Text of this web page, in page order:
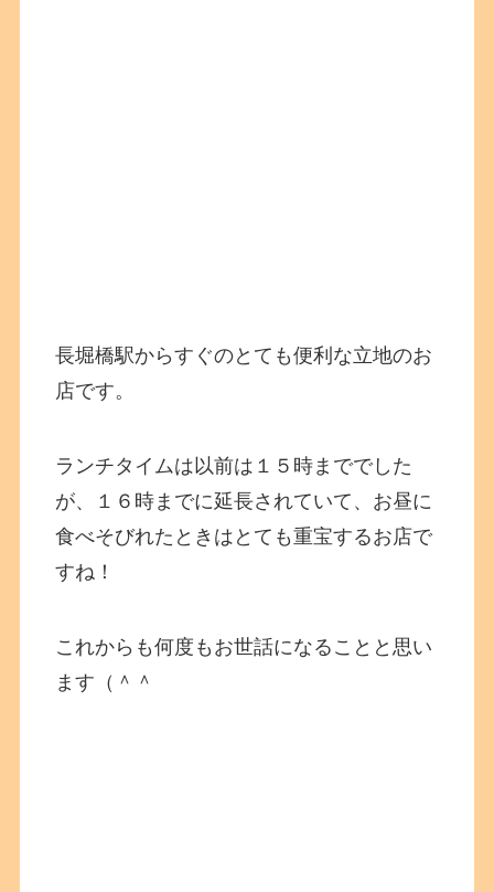
長堀橋駅からすぐのとても便利な立地のお
店です。
ランチタイムは以前は１５時まででした
が、１６時までに延長されていて、お昼に
食べそびれたときはとても重宝するお店で
すね！
これからも何度もお世話になることと思い
ます（＾＾